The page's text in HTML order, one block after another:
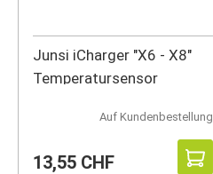
Junsi iCharger "X6 - X8"
Temperatursensor
Auf Kundenbestellung
13,55 CHF